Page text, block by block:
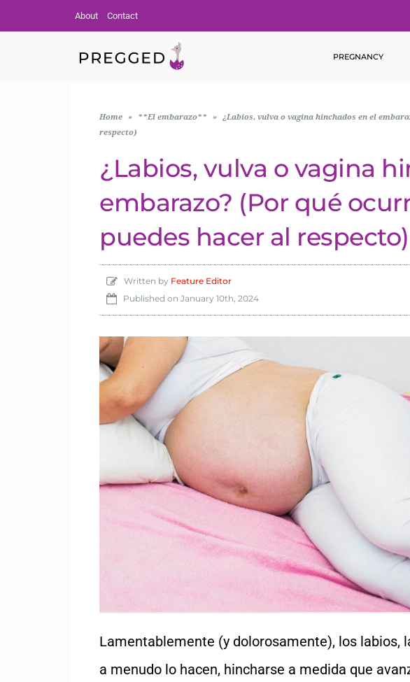
About
Contact
PREGNANCY
Home » **El embarazo** »
¿Labios, vulva o vagina hinchados en el
respecto)
¿Labios, vulva o vagina
embarazo? (Por qué
puedes hacer al respecto)
Written by Feature Editor
Published on January 10th, 2024
Lamentablemente (y dolorosamente), los labios,
a menudo lo hacen, hincharse a medida que